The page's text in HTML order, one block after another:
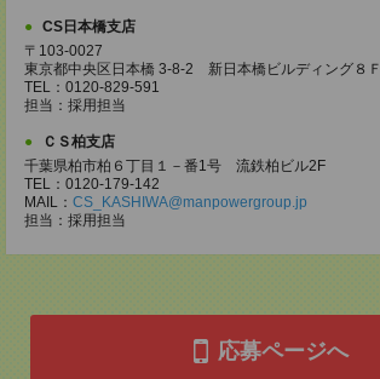
CS日本橋支店
〒103-0027
東京都中央区日本橋 3-8-2 新日本橋ビルディング８Ｆ
TEL：0120-829-591
担当：採用担当
ＣＳ柏支店
千葉県柏市柏６丁目１－番1号 流鉄柏ビル2F
TEL：0120-179-142
MAIL： CS_KASHIWA@manpowergroup.jp
担当：採用担当
応募ページへ